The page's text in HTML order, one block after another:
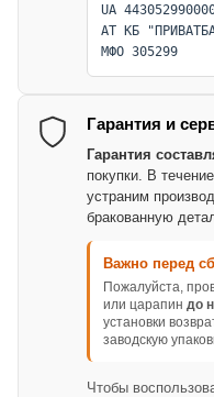
UA
АТ КБ
МФО 305299
Гарантия и
Гарантия
покупки. В
устраним
бракованную
Важно перед
Пожалуйста,
или царапин до
установки
заводскую
Чтобы